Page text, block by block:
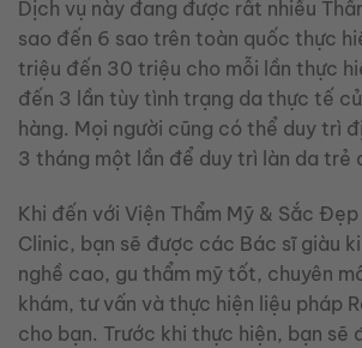
Dịch vụ này đang được rất nhiều
sao đến 6 sao trên toàn quốc thực
triệu đến 30 triệu cho mỗi lần thực
đến 3 lần tùy tình trạng da thực tế
hàng. Mọi người cũng có thể duy trì
3 tháng một lần để duy trì làn da trẻ
Khi đến với Viện Thẩm Mỹ & Sắc
Clinic, bạn sẽ được các Bác sĩ giàu
nghề cao, gu thẩm mỹ tốt, chuyên
khám, tư vấn và thực hiện liệu pháp
cho bạn. Trước khi thực hiện, bạn sẽ